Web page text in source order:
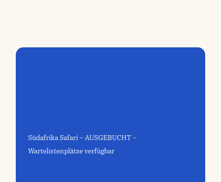
Südafrika Safari – AUSGEBUCHT –
Wartelistenplätze verfügbar